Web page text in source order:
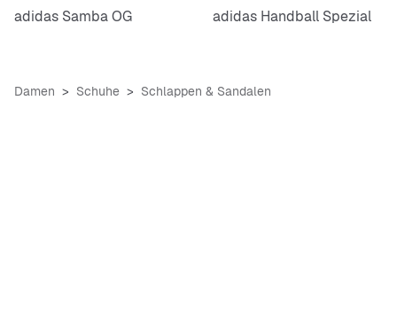
adidas Samba OG
adidas Handball Spezial
Damen Schuhe Schlappen & Sandalen